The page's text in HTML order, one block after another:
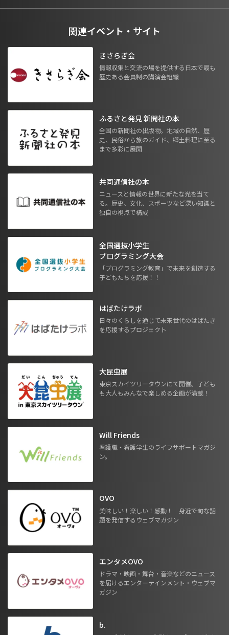
関連イベント・サイト
きさらぎ会
情報収集と交流の場を提供する日本で最も
歴史ある会員制の講演会組織
ふるさと発見 新聞社の本
全国の新聞社の出版物。地域の自然、歴
史、民俗から旅のガイド、郷土料理に至る
まで多彩に展開
共同通信社の本
ニュースと情報の世界に新たな光を当て
る。歴史、文化、スポーツなど深い知識と
独自の視点で構成
全国選抜小学生
プログラミング大会
「プログラミング教育」で未来を創造する
子どもたちを応援！！
はばたけラボ
日々のくらしを通じて未来世代のはばたき
を応援するプロジェクト
大昆虫展
東京スカイツリータウンにて開催。子ども
も大人もみんなで楽しめる企画が満載！
Will Friends
看護職・看護学生のライフサポートマガジ
ン。
OVO
美味しい！楽しい！感動！ 身近で旬な話
題を発信するウェブマガジン
エンタメOVO
ドラマ・映画・舞台・音楽などのニュース
を届けるエンターテインメント・ウェブマ
ガジン
b.